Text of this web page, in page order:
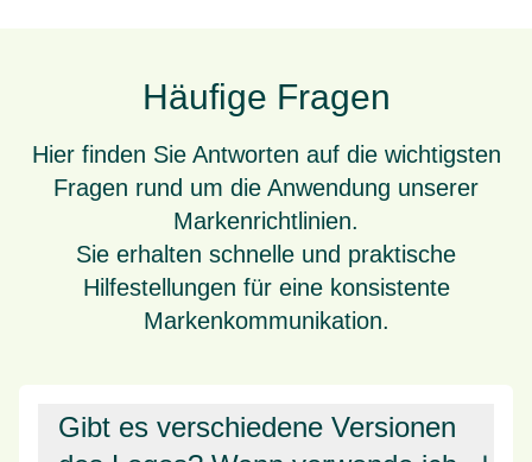
Häufige Fragen
Hier finden Sie Antworten auf die wichtigsten
Fragen rund um die Anwendung unserer
Markenrichtlinien.
Sie erhalten schnelle und praktische
Hilfestellungen für eine konsistente
Markenkommunikation.
Gibt es verschiedene Versionen